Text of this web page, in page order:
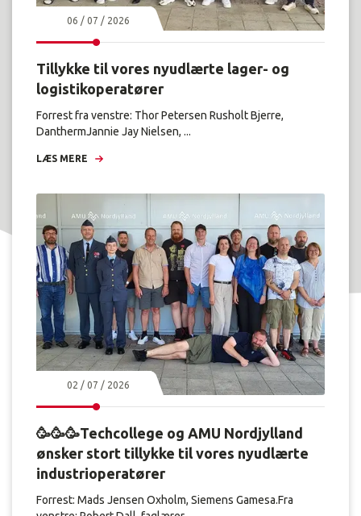
06 / 07 / 2026
Tillykke til vores nyudlærte lager- og
logistikoperatører
Forrest fra venstre: Thor Petersen Rusholt Bjerre,
DanthermJannie Jay Nielsen, ...
LÆS MERE
02 / 07 / 2026
🥳🥳🥳Techcollege og AMU Nordjylland
ønsker stort tillykke til vores nyudlærte
industrioperatører
Forrest: Mads Jensen Oxholm, Siemens Gamesa.Fra